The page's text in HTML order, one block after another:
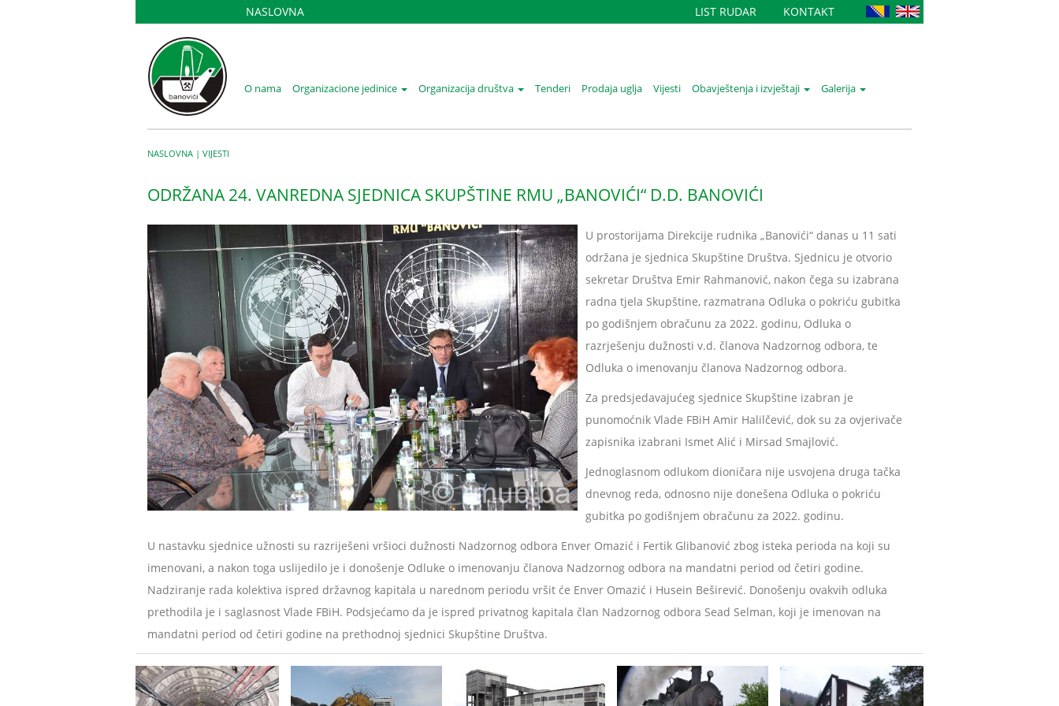
NASLOVNA LIST RUDAR KONTAKT
O nama Organizacione jedinice Organizacija društva Tenderi Prodaja uglja Vijesti Obavještenja i izvještaji Galerija
NASLOVNA | VIJESTI
ODRŽANA 24. VANREDNA SJEDNICA SKUPŠTINE RMU „BANOVIĆI“ D.D. BANOVIĆI
U prostorijama Direkcije rudnika „Banovići“ danas u 11 sati
održana je sjednica Skupštine Društva. Sjednicu je otvorio
sekretar Društva Emir Rahmanović, nakon čega su izabrana
radna tjela Skupštine, razmatrana Odluka o pokriću gubitka
po godišnjem obračunu za 2022. godinu, Odluka o
razrješenju dužnosti v.d. članova Nadzornog odbora, te
Odluka o imenovanju članova Nadzornog odbora.
Za predsjedavajućeg sjednice Skupštine izabran je
punomoćnik Vlade FBiH Amir Halilčević, dok su za ovjerivače
zapisnika izabrani Ismet Alić i Mirsad Smajlović.
Jednoglasnom odlukom dioničara nije usvojena druga tačka
dnevnog reda, odnosno nije donešena Odluka o pokriću
gubitka po godišnjem obračunu za 2022. godinu.
U nastavku sjednice užnosti su razriješeni vršioci dužnosti Nadzornog odbora Enver Omazić i Fertik Glibanović zbog isteka perioda na koji su
imenovani, a nakon toga uslijedilo je i donošenje Odluke o imenovanju članova Nadzornog odbora na mandatni period od četiri godine.
Nadziranje rada kolektiva ispred državnog kapitala u narednom periodu vršit će Enver Omazić i Husein Beširević. Donošenju ovakvih odluka
prethodila je i saglasnost Vlade FBiH. Podsjećamo da je ispred privatnog kapitala član Nadzornog odbora Sead Selman, koji je imenovan na
mandatni period od četiri godine na prethodnoj sjednici Skupštine Društva.